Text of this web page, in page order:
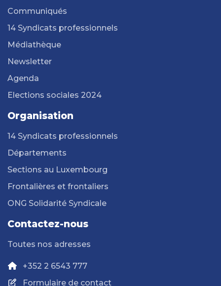
Communiqués
14 Syndicats professionnels
Médiathèque
Newsletter
Agenda
Elections sociales 2024
Organisation
14 Syndicats professionnels
Départements
Sections au Luxembourg
Frontalières et frontaliers
ONG Solidarité Syndicale
Contactez-nous
Toutes nos adresses
+352 2 6543 777
Formulaire de contact